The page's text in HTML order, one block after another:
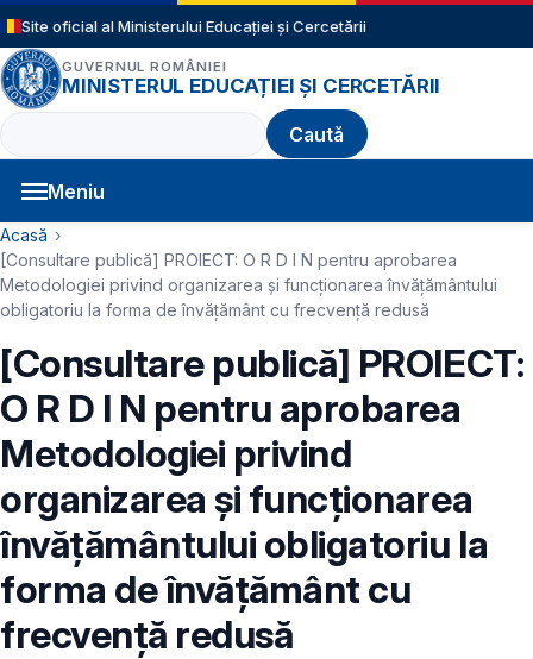
Sari la conținutul principal
Site oficial al Ministerului Educației și Cercetării
GUVERNUL ROMÂNIEI
MINISTERUL EDUCAȚIEI ȘI CERCETĂRII
Caută
Meniu
Navigație principală
Cale de navigare
Acasă
[Consultare publică] PROIECT: O R D I N pentru aprobarea
Metodologiei privind organizarea și funcționarea învățământului
obligatoriu la forma de învățământ cu frecvență redusă
[Consultare publică] PROIECT:
O R D I N pentru aprobarea
Metodologiei privind
organizarea și funcționarea
învățământului obligatoriu la
forma de învățământ cu
frecvență redusă